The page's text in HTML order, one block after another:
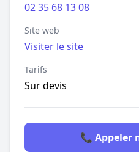
02 35 68 13 08
Site web
Visiter le site
Tarifs
Sur devis
📞 Appeler